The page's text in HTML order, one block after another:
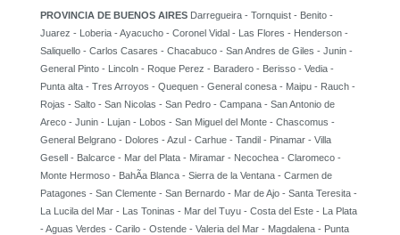
PROVINCIA DE BUENOS AIRES Darregueira - Tornquist - Benito -
Juarez - Loberia - Ayacucho - Coronel Vidal - Las Flores - Henderson -
Saliquello - Carlos Casares - Chacabuco - San Andres de Giles - Junin -
General Pinto - Lincoln - Roque Perez - Baradero - Berisso - Vedia -
Punta alta - Tres Arroyos - Quequen - General conesa - Maipu - Rauch -
Rojas - Salto - San Nicolas - San Pedro - Campana - San Antonio de
Areco - Junin - Lujan - Lobos - San Miguel del Monte - Chascomus -
General Belgrano - Dolores - Azul - Carhue - Tandil - Pinamar - Villa
Gesell - Balcarce - Mar del Plata - Miramar - Necochea - Claromeco -
Monte Hermoso - BahÃ­a Blanca - Sierra de la Ventana - Carmen de
Patagones - San Clemente - San Bernardo - Mar de Ajo - Santa Teresita -
La Lucila del Mar - Las Toninas - Mar del Tuyu - Costa del Este - La Plata
- Aguas Verdes - Carilo - Ostende - Valeria del Mar - Magdalena - Punta